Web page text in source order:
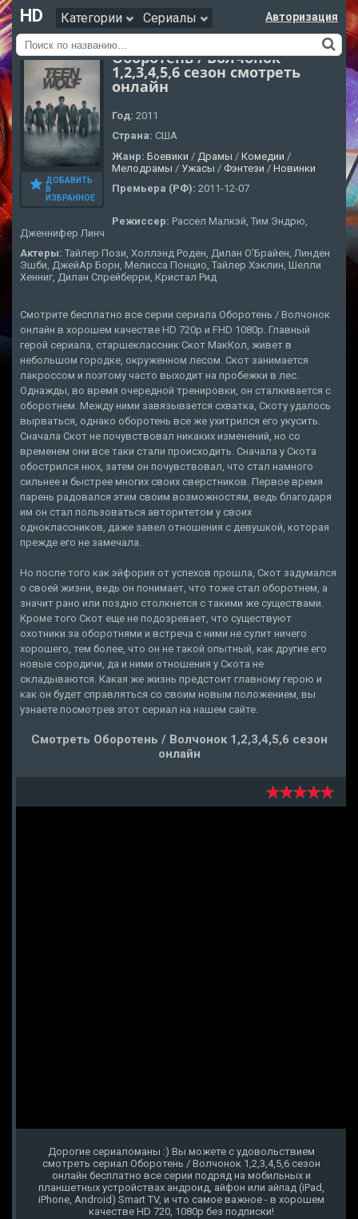
HD Категории Сериалы Авторизация
ДОБАВИТЬ
В
ИЗБРАННОЕ
Оборотень / Волчонок
1,2,3,4,5,6 сезон смотреть
онлайн
Год: 2011
Страна: США
Жанр: Боевики / Драмы / Комедии /
Мелодрамы / Ужасы / Фэнтези / Новинки
Премьера (РФ): 2011-12-07
Режиссер: Рассел Малкэй, Тим Эндрю,
Дженнифер Линч
Актеры: Тайлер Пози, Холлэнд Роден, Дилан О’Брайен, Линден
Эшби, ДжейАр Борн, Мелисса Понцио, Тайлер Хэклин, Шелли
Хенниг, Дилан Спрейберри, Кристал Рид
Смотрите бесплатно все серии сериала Оборотень / Волчонок
онлайн в хорошем качестве HD 720p и FHD 1080p. Главный
герой сериала, старшеклассник Скот МакКол, живет в
небольшом городке, окруженном лесом. Скот занимается
лакроссом и поэтому часто выходит на пробежки в лес.
Однажды, во время очередной тренировки, он сталкивается с
оборотнем. Между ними завязывается схватка, Скоту удалось
вырваться, однако оборотень все же ухитрился его укусить.
Сначала Скот не почувствовал никаких изменений, но со
временем они все таки стали происходить. Сначала у Скота
обострился нюх, затем он почувствовал, что стал намного
сильнее и быстрее многих своих сверстников. Первое время
парень радовался этим своим возможностям, ведь благодаря
им он стал пользоваться авторитетом у своих
одноклассников, даже завел отношения с девушкой, которая
прежде его не замечала.
Но после того как эйфория от успехов прошла, Скот задумался
о своей жизни, ведь он понимает, что тоже стал оборотнем, а
значит рано или поздно столкнется с такими же существами.
Кроме того Скот еще не подозревает, что существуют
охотники за оборотнями и встреча с ними не сулит ничего
хорошего, тем более, что он не такой опытный, как другие его
новые сородичи, да и ними отношения у Скота не
складываются. Какая же жизнь предстоит главному герою и
как он будет справляться со своим новым положением, вы
узнаете посмотрев этот сериал на нашем сайте.
Смотреть Оборотень / Волчонок 1,2,3,4,5,6 сезон
онлайн
Дорогие сериаломаны :) Вы можете с удовольствием
смотреть сериал Оборотень / Волчонок 1,2,3,4,5,6 сезон
онлайн бесплатно все серии подряд на мобильных и
планшетных устройствах андроид, айфон или айпад (iPad,
iPhone, Android) Smart TV, и что самое важное - в хорошем
качестве HD 720, 1080p без подписки!